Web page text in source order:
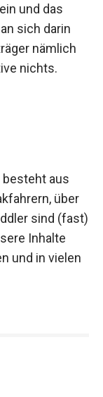
und das
sich darin
nämlich
nichts.
besteht aus
über
sind (fast)
Inhalte
und in vielen